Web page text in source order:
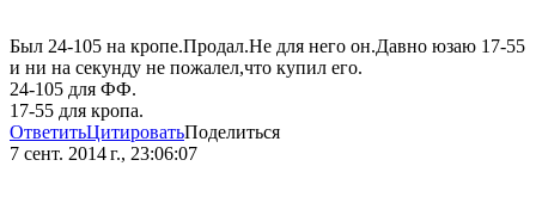
Был 24-105 на кропе.Продал.Не для него он.Давно юзаю 17-55
и ни на секунду не пожалел,что купил его.
24-105 для ФФ.
17-55 для кропа.
ОтветитьЦитироватьПоделиться
7 сент. 2014 г., 23:06:07